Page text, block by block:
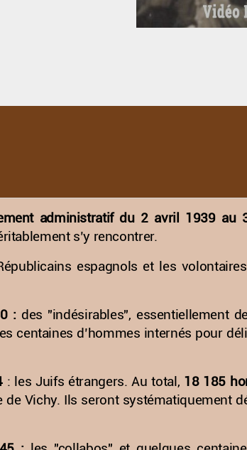
de Gurs
administratif du 2 avril 1939 au
s’y rencontrer.
espagnols et les
: des "indésirables", essentiellement
centaines d’hommes internés pour
: les Juifs étrangers. Au total, 18 185
de Vichy. Ils seront systématiquement